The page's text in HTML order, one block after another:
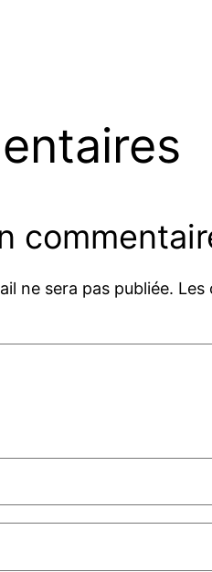
ne sera pas publiée. Les